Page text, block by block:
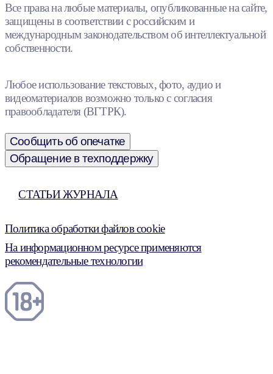
Все права на любые материалы, опубликованные на сайте,
защищены в соответствии с российским и
международным законодательством об интеллектуальной
собственности.
Любое использование текстовых, фото, аудио и
видеоматериалов возможно только с согласия
правообладателя (ВГТРК).
Сообщить об опечатке
Обращение в техподдержку
СТАТЬИ ЖУРНАЛА
Политика обработки файлов cookie
На информационном ресурсе применяются
рекомендательные технологии